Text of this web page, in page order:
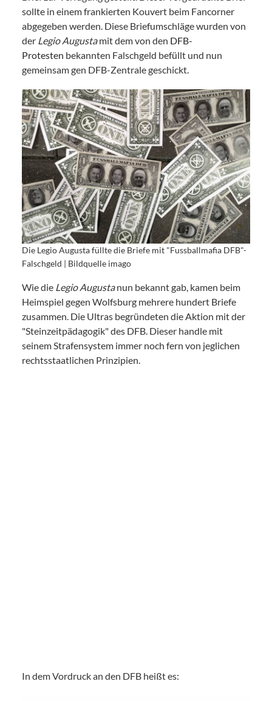
sollte in einem frankierten Kouvert beim Fancorner
abgegeben werden. Diese Briefumschläge wurden von
der Legio Augustamit dem von den DFB-
Protesten bekannten Falschgeld befüllt und nun
gemeinsam gen DFB-Zentrale geschickt.
Die Legio Augusta füllte die Briefe mit "Fussballmafia DFB"-
Falschgeld | Bildquelle imago
Wie die Legio Augustanun bekannt gab, kamen beim
Heimspiel gegen Wolfsburg mehrere hundert Briefe
zusammen. Die Ultras begründeten die Aktion mit der
"Steinzeitpädagogik" des DFB. Dieser handle mit
seinem Strafensystem immer noch fern von jeglichen
rechtsstaatlichen Prinzipien.
In dem Vordruck an den DFB heißt es: